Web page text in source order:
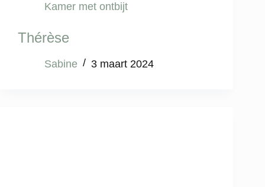
Kamer met ontbijt
Thérèse
Sabine 3 maart 2024